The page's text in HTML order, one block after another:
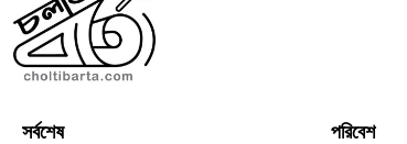
সর্বশেষ পরিবেশ